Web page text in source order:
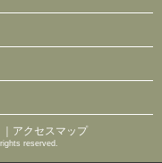
｜アクセスマップ
reserved.